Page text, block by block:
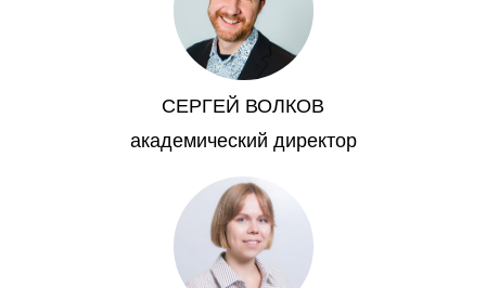
академический директор
СЕРГЕЙ ВОЛКОВ